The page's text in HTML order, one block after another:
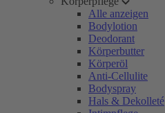
Alle anzeigen
Bodylotion
Deodorant
Körperbutter
Körperöl
Anti-Cellulite
Bodyspray
Hals & Dekolleté